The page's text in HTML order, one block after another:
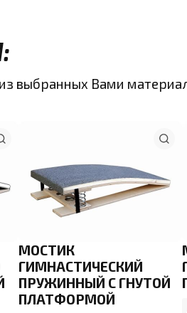
выбранных Вами
МОСТИК
ГИМНАСТИЧЕСКИЙ
ПРУЖИННЫЙ С ГНУТОЙ
ПЛАТФОРМОЙ